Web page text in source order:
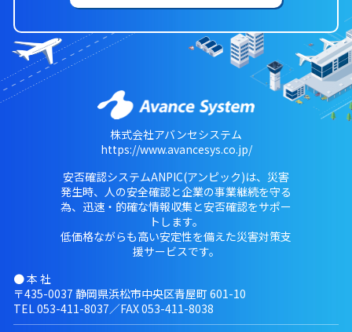
株式会社アバンセシステム
https://www.avancesys.co.jp/
安否確認システムANPIC(アンピック)は、災害
発生時、人の安全確認と企業の事業継続を守る
為、迅速・的確な情報収集と安否確認をサポー
トします。
低価格ながらも高い安定性を備えた災害対策支
援サービスです。
● 本 社
〒435-0037 静岡県浜松市中央区青屋町 601-10
TEL 053-411-8037／FAX 053-411-8038